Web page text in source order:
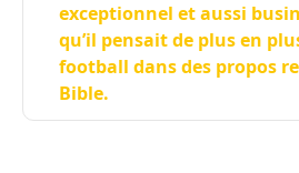
exceptionnel et aussi
qu’il pensait de plus en
football dans des propos
Bible.